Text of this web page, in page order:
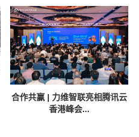
合作共赢 | 力维智联亮相腾讯云
香港峰会...